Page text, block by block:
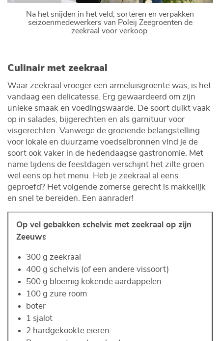
Na het snijden in het veld, sorteren en verpakken
seizoenmedewerkers van Poleij Zeegroenten de
zeekraal voor verkoop.
Culinair met zeekraal
Waar zeekraal vroeger een armeluisgroente was, is het
vandaag een delicatesse. Erg gewaardeerd om zijn
unieke smaak en voedingswaarde. De soort duikt vaak
op in salades, bijgerechten en als garnituur voor
visgerechten. Vanwege de groeiende belangstelling
voor lokale en duurzame voedselbronnen vind je de
soort ook vaker in de hedendaagse gastronomie. Met
name tijdens de feestdagen verschijnt het zilte groen
wel eens op het menu. Heb je zeekraal al eens
geproefd? Het volgende zomerse gerecht is makkelijk
en snel te bereiden. Een aanrader!
Op vel gebakken schelvis met zeekraal op zijn
Zeeuws
300 g zeekraal
400 g schelvis (of een andere vissoort)
500 g bloemig kokende aardappelen
100 g zure room
boter
1 sjalot
2 hardgekookte eieren